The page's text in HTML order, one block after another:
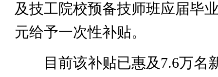
及技工院校预备技师班应届毕
元给予一次性补贴。
目前该补贴已惠及7.6万名